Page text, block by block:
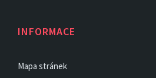
INFORMACE
Mapa stránek